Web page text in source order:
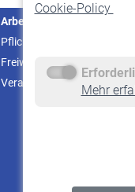
Cookie-Policy
Mehr
Arbeitgeber
Pflichtversicherung
Freiwillige Versicherung
Veranstaltungen